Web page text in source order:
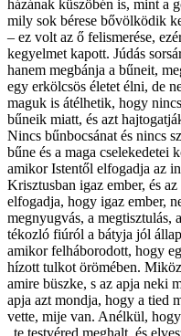
házának küszöbén is, mint a
mily sok bérese bővölködik
– ez volt az ő felismerése,
kegyelmet kapott. Júdás
hanem megbánja a bűneit,
egy erkölcsös életet élni, de
maguk is átélhetik, hogy
bűneik miatt, és azt
Nincs bűnbocsánat és nincs
bűne és a maga
amikor Istentől elfogadja az
Krisztusban igaz ember, és
elfogadja, hogy igaz ember,
megnyugvás, a megtisztulás,
tékozló fiúról a bátyja jól
amikor felháborodott, hogy
hízott tulkot örömében.
amire büszke, s az apja neki
apja azt mondja, hogy a tied
vette, mije van. Anélkül,